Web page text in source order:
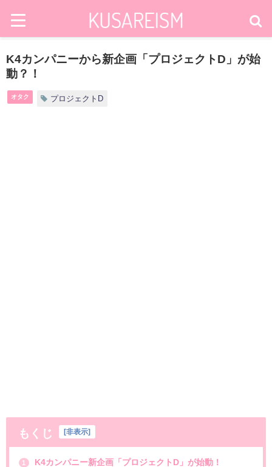
K4カンパニーから新企画「プロジェクトD」が始
動？！
オタク プロジェクトD
もくじ 非表示
1 K4カンパニー新企画「プロジェクトD」が始動！